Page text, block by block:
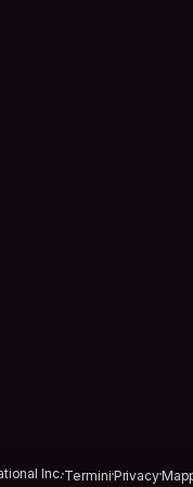
Inc.TerminiPrivacy